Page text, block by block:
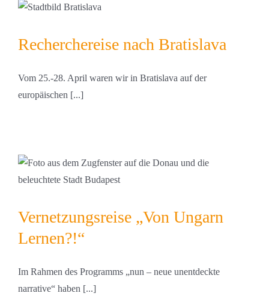
Recherchereise nach Bratislava
Vom 25.-28. April waren wir in Bratislava auf der
europäischen [...]
Vernetzungsreise „Von Ungarn
Lernen?!“
Im Rahmen des Programms „nun – neue unentdeckte
narrative“ haben [...]